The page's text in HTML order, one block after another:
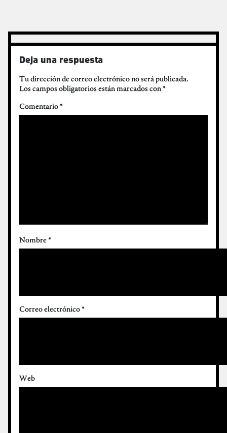
Deja una respuesta
Tu dirección de correo electrónico no será publicada.
Los campos obligatorios están marcados con*
Comentario*
Nombre*
Correo electrónico*
Web